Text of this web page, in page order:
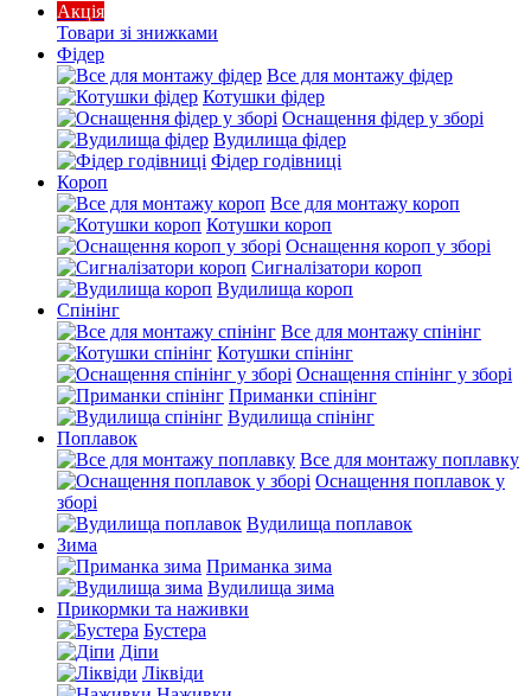
Акція
Товари зі знижками
Фідер
Все для монтажу фідер
Котушки фідер
Оснащення фідер у зборі
Вудилища фідер
Фідер годівниці
Короп
Все для монтажу короп
Котушки короп
Оснащення короп у зборі
Сигналізатори короп
Вудилища короп
Спінінг
Все для монтажу спінінг
Котушки спінінг
Оснащення спінінг у зборі
Приманки спінінг
Вудилища спінінг
Поплавок
Все для монтажу поплавку
Оснащення поплавок у
зборі
Вудилища поплавок
Зима
Приманка зима
Вудилища зима
Прикормки та наживки
Бустера
Діпи
Ліквіди